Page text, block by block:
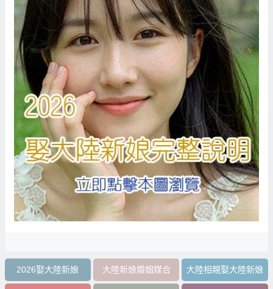
2026娶大陸新娘 大陸新娘婚姻媒合 大陸相親娶大陸新娘